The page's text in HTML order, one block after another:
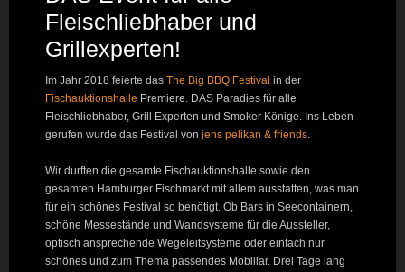
Fleischliebhaber und
Grillexperten!
Im Jahr 2018 feierte das The Big BBQ Festival in der
Fischauktionshalle Premiere. DAS Paradies für alle
Fleischliebhaber, Grill Experten und Smoker Könige. Ins Leben
gerufen wurde das Festival von jens pelikan & friends.
Wir durften die gesamte Fischauktionshalle sowie den
gesamten Hamburger Fischmarkt mit allem ausstatten, was man
für ein schönes Festival so benötigt. Ob Bars in Seecontainern,
schöne Messestände und Wandsysteme für die Aussteller,
optisch ansprechende Wegeleitsysteme oder einfach nur
schönes und zum Thema passendes Mobiliar. Drei Tage lang